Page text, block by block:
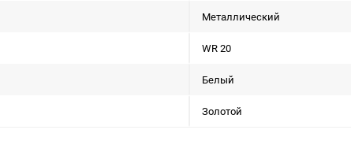
Металлический
WR 20
Белый
Золотой